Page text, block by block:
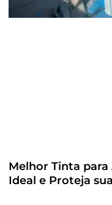
Melhor Tinta para
Ideal e Proteja